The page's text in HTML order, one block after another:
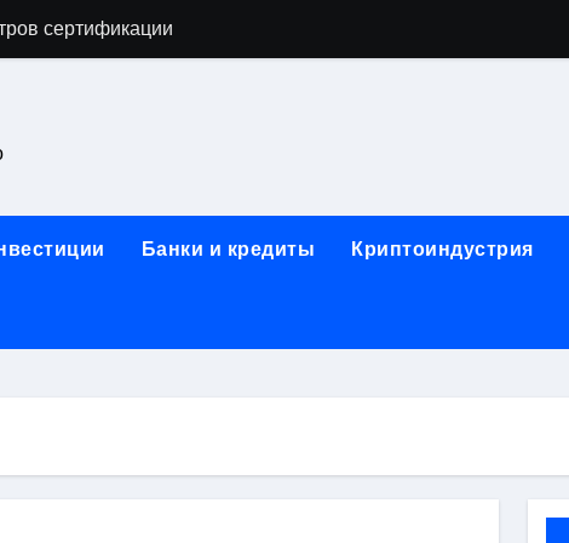
сертификации
и электрооборудование для ногтевого сервиса,
базальтового теплоизоляционного шнура разных
для освоения актуальных профессий онлайн
от проектной документации до противопожарных
Банки и кредиты Криптоиндустрия